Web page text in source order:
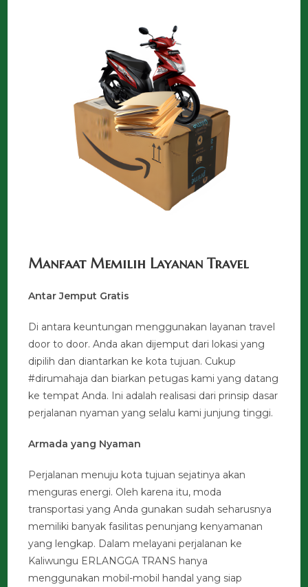
Manfaat Memilih Layanan Travel
Antar Jemput Gratis
Di antara keuntungan menggunakan layanan travel
door to door. Anda akan dijemput dari lokasi yang
dipilih dan diantarkan ke kota tujuan. Cukup
#dirumahaja dan biarkan petugas kami yang datang
ke tempat Anda. Ini adalah realisasi dari prinsip dasar
perjalanan nyaman yang selalu kami junjung tinggi.
Armada yang Nyaman
Perjalanan menuju kota tujuan sejatinya akan
menguras energi. Oleh karena itu, moda
transportasi yang Anda gunakan sudah seharusnya
memiliki banyak fasilitas penunjang kenyamanan
yang lengkap. Dalam melayani perjalanan ke
Kaliwungu ERLANGGA TRANS hanya
menggunakan mobil-mobil handal yang siap